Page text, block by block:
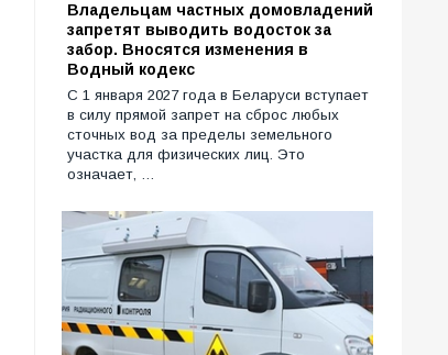
Владельцам частных домовладений
запретят выводить водосток за
забор. Вносятся изменения в
Водный кодекс
С 1 января 2027 года в Беларуси вступает
в силу прямой запрет на сброс любых
сточных вод за пределы земельного
участка для физических лиц. Это
означает, …